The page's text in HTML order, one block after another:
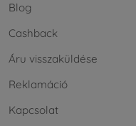
Blog
Cashback
Áru visszaküldése
Reklamáció
Kapcsolat